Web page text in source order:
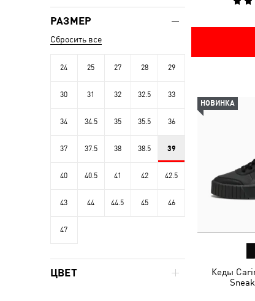
НОВИНКА
Кеды
РАЗМЕР
Сбросить все
24 25 27 28 29
30 31 32 32.5 33
34 34.5 35 35.5 36
37 37.5 38 38.5 39
40 40.5 41 42 42.5
43 44 44.5 45 46
47
ЦВЕТ